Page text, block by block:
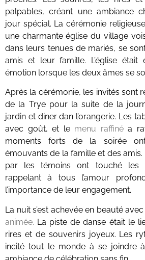
palpables, créant une ambiance
jour spécial. La cérémonie
une charmante église du village
dans leurs tenues de mariés, se
amis et leur famille. L’église était
émotion lorsque les deux âmes se
Après la cérémonie, les invités sont
de la Trye pour la suite de la
jardin et diner dan l’orangerie. Les
avec goût, et le menu raffinéa
moments forts de la soirée
émouvants de la famille et des
par les témoins ont touché les
rappelant à tous l’amour
l’importance de leur engagement.
La nuit s’est achevée en beauté
animée. La piste de danse était le
rires et de souvenirs joyeux. Les
incité tout le monde à se joindre